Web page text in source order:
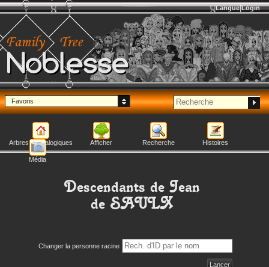
Noblesse
Langue Login
Favoris
Arbres généalogiques Afficher Recherche Histoires
Média
Descendants de Jean
de SAULX
Changer la personne racine